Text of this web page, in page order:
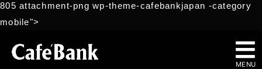
805 attachment-png wp-theme-cafebankjapan -category
mobile">
MENU